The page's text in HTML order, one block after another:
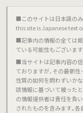
■このサイトは日本語の
this site is Japanese text
■記事内の情報の全ては
ている可能性もございま
■当サイトは記事内容の
ておりますが､その最新
性質の如何を問わずいか
該情報に基づいて被った
の情報提供者は責任を負
されたものを含みます｡